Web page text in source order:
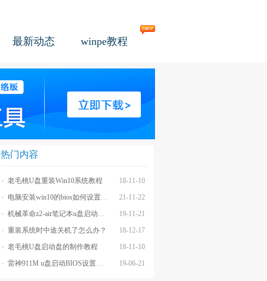
最新动态 winpe教程
热门内容
18-11-10
老毛桃U盘重装Win10系统教程
21-11-22
电脑安装win10的bios如何设置u盘图文教程
19-11-21
机械革命z2-air笔记本u盘启动BIOS设置教程
18-12-17
重装系统时中途关机了怎么办？
18-11-10
老毛桃U盘启动盘的制作教程
19-06-21
雷神911M u盘启动BIOS设置教程